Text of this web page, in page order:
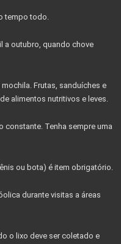
tempo todo.
a outubro, quando chove
Frutas, sanduíches e
alimentos nutritivos e leves.
constante. Tenha sempre uma
ou bota) é item obrigatório.
durante visitas a áreas
o lixo deve ser coletado e